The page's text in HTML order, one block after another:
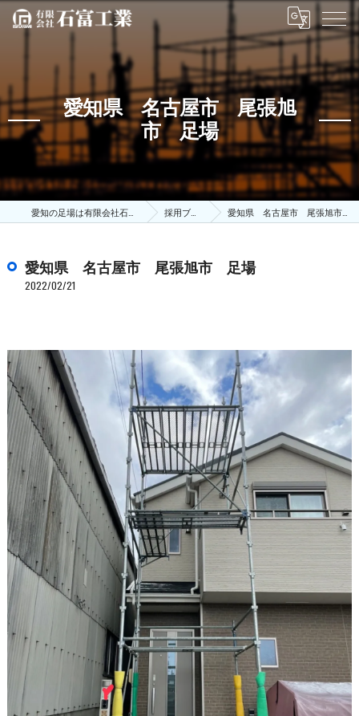
愛知県 名古屋市 尾張旭
市 足場
愛知の足場は有限会社石富工業 採用ブログ 愛知県 名古屋市 尾張旭市 足場
愛知県 名古屋市 尾張旭市 足場
2022/02/21